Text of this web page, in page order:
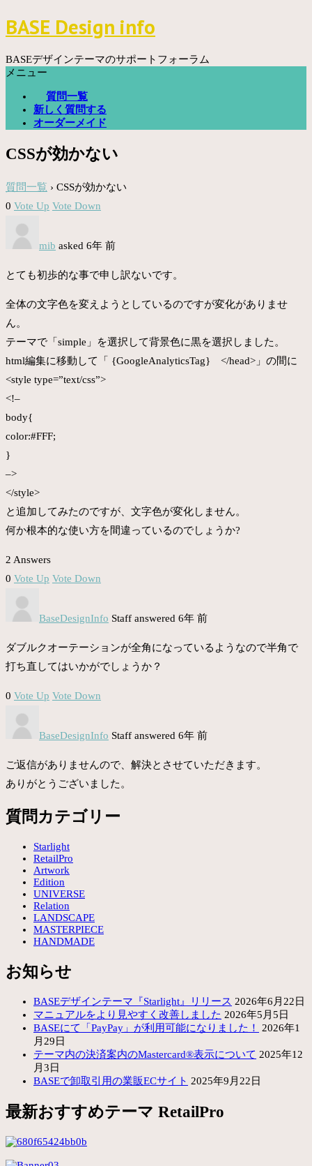
コ
ン
ン
ツ
BASE Design info
BASEデザインテーマのサポートフォーラム
メニュー
質問一覧
新しく質問する
オーダーメイド
CSSが効かない
質問一覧 › CSSが効かない
0 Vote Up Vote Down
mib asked 6年 前
とても初歩的な事で申し訳ないです。
全体の文字色を変えようとしているのですが変化がありませ
ん。
テーマで「simple」を選択して背景色に黒を選択しました。
html編集に移動して「 {GoogleAnalyticsTag} </head>」の間に
<style type=”text/css”>
<!–
body{
color:#FFF;
}
–>
</style>
と追加してみたのですが、文字色が変化しません。
何か根本的な使い方を間違っているのでしょうか?
2 Answers
0 Vote Up Vote Down
BaseDesignInfo Staff answered 6年 前
ダブルクオーテーションが全角になっているようなので半角で
打ち直してはいかがでしょうか？
0 Vote Up Vote Down
BaseDesignInfo Staff answered 6年 前
ご返信がありませんので、解決とさせていただきます。
ありがとうございました。
質問カテゴリー
Starlight
RetailPro
Artwork
Edition
UNIVERSE
Relation
LANDSCAPE
MASTERPIECE
HANDMADE
お知らせ
BASEデザインテーマ『Starlight』リリース 2026年6月22日
マニュアルをより見やすく改善しました 2026年5月5日
BASEにて「PayPay」が利用可能になりました！
2026年1
月29日
テーマ内の決済案内のMastercard®表示について 2025年12
月3日
BASEで卸取引用の業販ECサイト 2025年9月22日
最新おすすめテーマ RetailPro